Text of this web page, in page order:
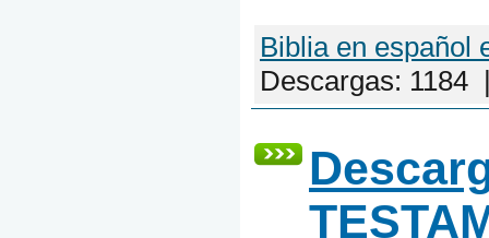
Biblia en español
Descargas: 1184